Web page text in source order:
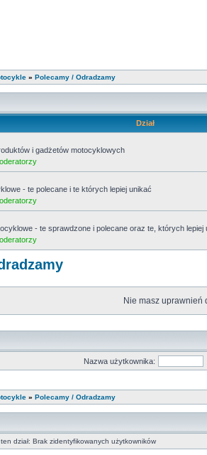
» Polecamy / Odradzamy
Dział
i gadżetów motocyklowych
- te polecane i te których lepiej unikać
- te sprawdzone i polecane oraz te, których lepiej
Nie masz uprawnień
Nazwa użytkownika:
» Polecamy / Odradzamy
dział: Brak zidentyfikowanych użytkowników